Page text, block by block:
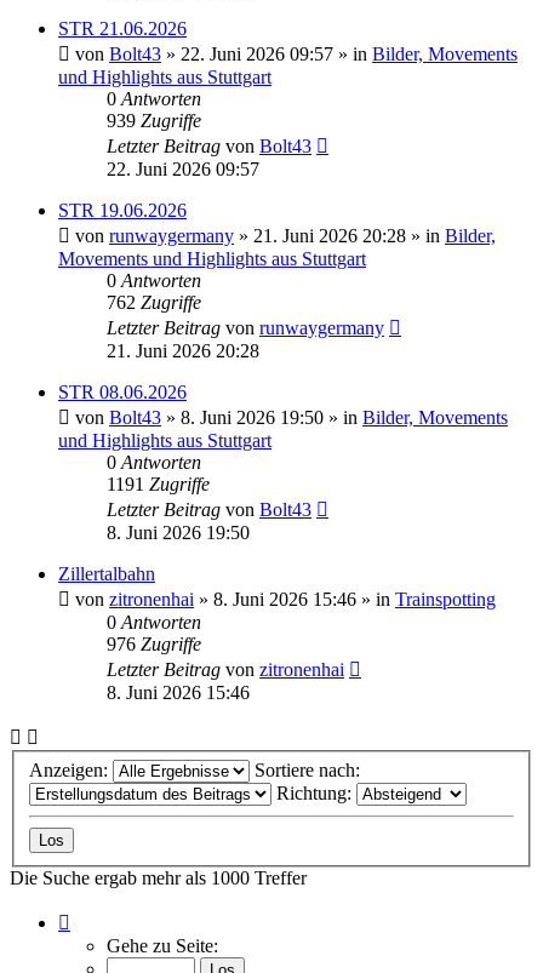
STR 21.06.2026
von Bolt43 » 22. Juni 2026 09:57 » in Bilder, Movements
und Highlights aus Stuttgart
0 Antworten
939 Zugriffe
Letzter Beitrag von Bolt43
22. Juni 2026 09:57
STR 19.06.2026
von runwaygermany » 21. Juni 2026 20:28 » in Bilder,
Movements und Highlights aus Stuttgart
0 Antworten
762 Zugriffe
Letzter Beitrag von runwaygermany
21. Juni 2026 20:28
STR 08.06.2026
von Bolt43 » 8. Juni 2026 19:50 » in Bilder, Movements
und Highlights aus Stuttgart
0 Antworten
1191 Zugriffe
Letzter Beitrag von Bolt43
8. Juni 2026 19:50
Zillertalbahn
von zitronenhai » 8. Juni 2026 15:46 » in Trainspotting
0 Antworten
976 Zugriffe
Letzter Beitrag von zitronenhai
8. Juni 2026 15:46
Anzeigen:
Sortiere nach:
Richtung:
Die Suche ergab mehr als 1000 Treffer
von
Gehe zu Seite: